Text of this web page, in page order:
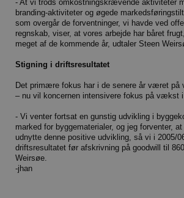
- At vi trods omkostningskrævende aktiviteter
branding-aktiviteter og øgede
som overgår de forventninger, vi havde ved
regnskab, viser, at vores arbejde har båret
meget af de kommende år, udtaler Steen
Stigning i driftsresultatet
Det primære fokus har i de senere år været
– nu vil koncernen intensivere fokus på vækst
- Vi venter fortsat en gunstig udvikling i
marked for byggematerialer, og jeg forventer,
udnytte denne positive udvikling, så vi i 2005/
driftsresultatet før afskrivning på goodwill til
Weirsøe.
-jhan